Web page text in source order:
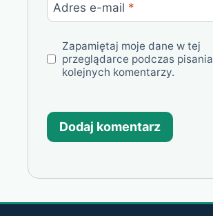
Adres e-mail *
Zapamiętaj moje dane w tej
przeglądarce podczas pisania
kolejnych komentarzy.